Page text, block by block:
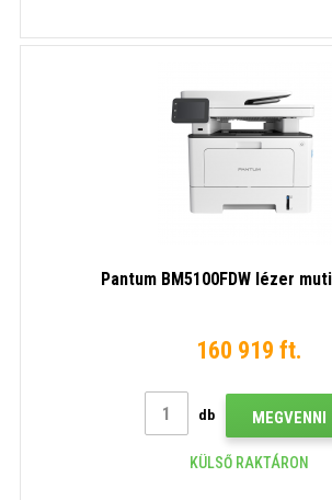
Pantum BM5100FDW lézer
160 919 ft.
db MEGVENNI
KÜLSŐ RAKTÁRON